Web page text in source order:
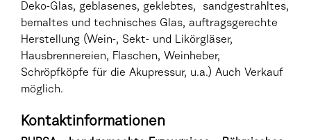
Deko-Glas, geblasenes, geklebtes, sandgestrahltes,
bemaltes und technisches Glas, auftragsgerechte
Herstellung (Wein-, Sekt- und Likörgläser,
Hausbrennereien, Flaschen, Weinheber,
Schröpfköpfe für die Akupressur, u.a.) Auch Verkauf
möglich.
Kontaktinformationen